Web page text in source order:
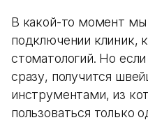
В какой-то момент мы
подключении клиник,
стоматологий. Но
сразу, получится
инструментами, из
пользоваться только